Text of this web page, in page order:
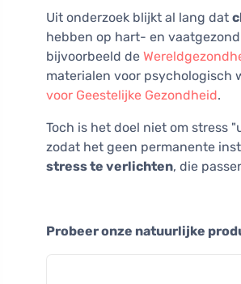
Uit onderzoek blijkt al lang dat
hebben op hart- en
bijvoorbeeld de
materialen voor psychologisch
voor Geestelijke Gezondheid.
Toch is het doel niet om stress
zodat het geen permanente
stress te verlichten, die
Probeer onze natuurlijke